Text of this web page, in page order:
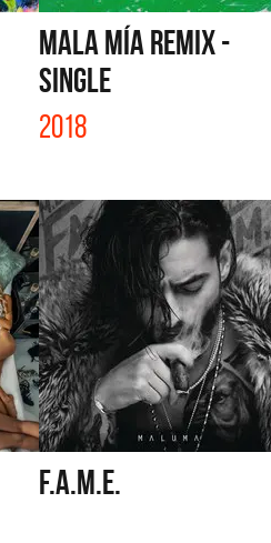
MALA MÍA REMIX -
SINGLE
2018
F.A.M.E.